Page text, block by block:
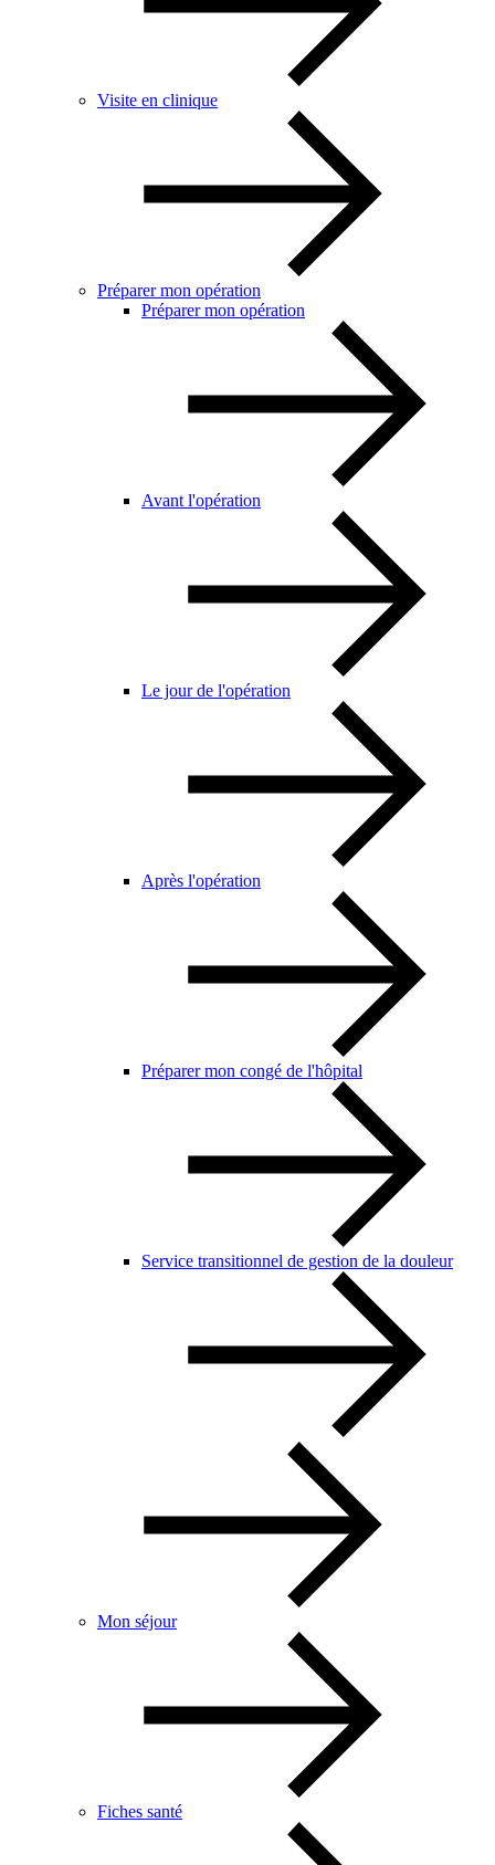
Visite en clinique
Préparer mon opération
Préparer mon opération
Avant l'opération
Le jour de l'opération
Après l'opération
Préparer mon congé de l'hôpital
Service transitionnel de gestion de la douleur
Mon séjour
Fiches santé